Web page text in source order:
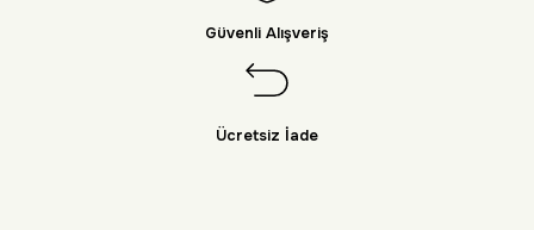
Güvenli Alışveriş
Ücretsiz İade